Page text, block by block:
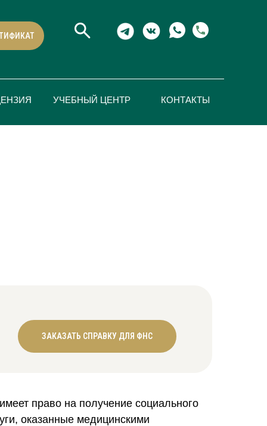
УЧЕБНЫЙ ЦЕНТР КОНТАКТЫ
ЗАКАЗАТЬ СПРАВКУ ДЛЯ ФНС
право на получение социального
оказанные медицинскими